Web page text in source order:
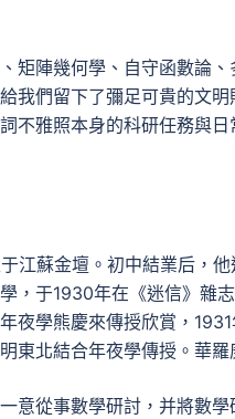
矩陣幾何學、自守函數論
我們留下了彌足可貴的文
不雅照本身的科研任務與
江蘇金壇。初中結業后，
，于1930年在《迷信》雜
夜學熊慶來傳授欣賞，
東北結合年夜學傳授。華
意從事數學研討，并將數